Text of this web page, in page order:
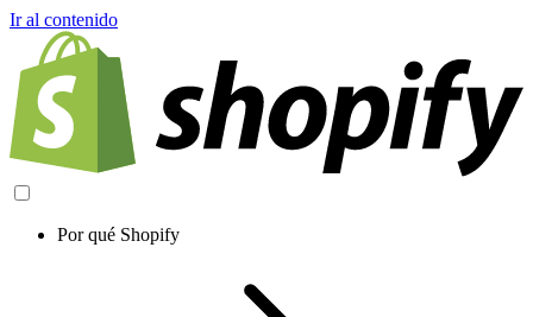
Ir al contenido
Por qué Shopify